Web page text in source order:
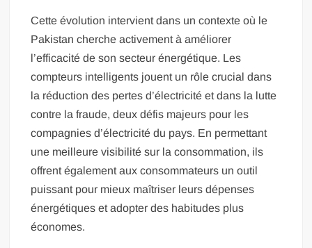
Cette évolution intervient dans un contexte où le
Pakistan cherche activement à améliorer
l’efficacité de son secteur énergétique. Les
compteurs intelligents jouent un rôle crucial dans
la réduction des pertes d’électricité et dans la lutte
contre la fraude, deux défis majeurs pour les
compagnies d’électricité du pays. En permettant
une meilleure visibilité sur la consommation, ils
offrent également aux consommateurs un outil
puissant pour mieux maîtriser leurs dépenses
énergétiques et adopter des habitudes plus
économes.